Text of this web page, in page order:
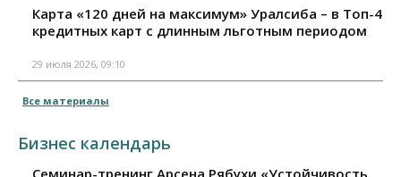
Карта «120 дней на максимум» Уралсиба – в Топ-4
кредитных карт с длинным льготным периодом
29 июля 2026, 09:10
Все материалы
Бизнес календарь
Семинар-тренинг Арсена Рябухи «Устойчивость